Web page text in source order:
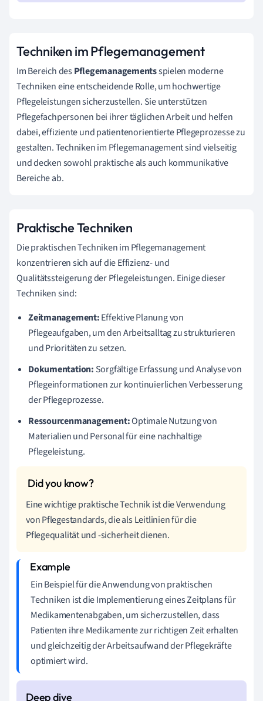
Techniken im Pflegemanagement
Im Bereich desPflegemanagementsspielen moderne
Techniken eine entscheidende Rolle, um hochwertige
Pflegeleistungen sicherzustellen. Sie unterstützen
Pflegefachpersonen bei ihrer täglichen Arbeit und helfen
dabei, effiziente und patientenorientierte Pflegeprozesse zu
gestalten. Techniken im Pflegemanagement sind vielseitig
und decken sowohl praktische als auch kommunikative
Bereiche ab.
Praktische Techniken
Die praktischen Techniken im Pflegemanagement
konzentrieren sich auf die Effizienz- und
Qualitätssteigerung der Pflegeleistungen. Einige dieser
Techniken sind:
Zeitmanagement:Effektive Planung von
Pflegeaufgaben, um den Arbeitsalltag zu strukturieren
und Prioritäten zu setzen.
Dokumentation: Sorgfältige Erfassung und Analyse von
Pflegeinformationen zur kontinuierlichen Verbesserung
der Pflegeprozesse.
Ressourcenmanagement:Optimale Nutzung von
Materialien und Personal für eine nachhaltige
Pflegeleistung.
Eine wichtige praktische Technik ist die Verwendung
von Pflegestandards, die als Leitlinien für die
Pflegequalität und -sicherheit dienen.
Ein Beispiel für die Anwendung von praktischen
Techniken ist die Implementierung eines Zeitplans für
Medikamentenabgaben, um sicherzustellen, dass
Patienten ihre Medikamente zur richtigen Zeit erhalten
und gleichzeitig der Arbeitsaufwand der Pflegekräfte
optimiert wird.